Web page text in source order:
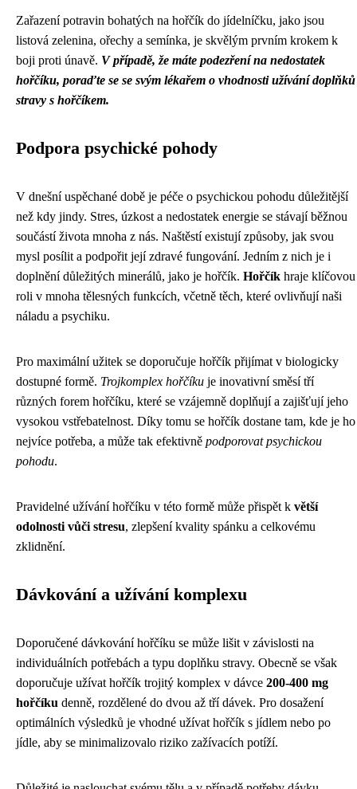
Zařazení potravin bohatých na hořčík do jídelníčku, jako jsou
listová zelenina, ořechy a semínka, je skvělým prvním krokem k
boji proti únavě. V případě, že máte podezření na nedostatek
hořčíku, poraďte se se svým lékařem o vhodnosti užívání doplňků
stravy s hořčíkem.
Podpora psychické pohody
V dnešní uspěchané době je péče o psychickou pohodu důležitější
než kdy jindy. Stres, úzkost a nedostatek energie se stávají běžnou
součástí života mnoha z nás. Naštěstí existují způsoby, jak svou
mysl posílit a podpořit její zdravé fungování. Jedním z nich je i
doplnění důležitých minerálů, jako je hořčík. Hořčík hraje klíčovou
roli v mnoha tělesných funkcích, včetně těch, které ovlivňují naši
náladu a psychiku.
Pro maximální užitek se doporučuje hořčík přijímat v biologicky
dostupné formě. Trojkomplex hořčíku je inovativní směsí tří
různých forem hořčíku, které se vzájemně doplňují a zajišťují jeho
vysokou vstřebatelnost. Díky tomu se hořčík dostane tam, kde je ho
nejvíce potřeba, a může tak efektivně podporovat psychickou
pohodu.
Pravidelné užívání hořčíku v této formě může přispět k větší
odolnosti vůči stresu, zlepšení kvality spánku a celkovému
zklidnění.
Dávkování a užívání komplexu
Doporučené dávkování hořčíku se může lišit v závislosti na
individuálních potřebách a typu doplňku stravy. Obecně se však
doporučuje užívat hořčík trojitý komplex v dávce 200-400 mg
hořčíku denně, rozdělené do dvou až tří dávek. Pro dosažení
optimálních výsledků je vhodné užívat hořčík s jídlem nebo po
jídle, aby se minimalizovalo riziko zažívacích potíží.